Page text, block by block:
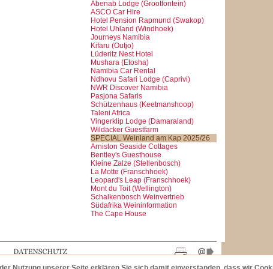
Abenab Lodge (Grootfontein)
ASCO Car Hire
Hotel Pension Rapmund (Swakop)
Hotel Uhland (Windhoek)
Journeys Namibia
Kifaru (Outjo)
Lüderitz Nest Hotel
Mushara (Etosha)
Namibia Car Rental
Ndhovu Safari Lodge (Caprivi)
NWR Discover Namibia
Pasjona Safaris
Schützenhaus (Keetmanshoop)
Taleni Africa
Vingerklip Lodge (Damaraland)
Wildacker Guestfarm
SPECIAL Weinland am Kap 2025/26
Arniston Seaside Cottages
Bentley's Guesthouse
Kleine Zalze (Stellenbosch)
La Motte (Franschhoek)
Leopard's Leap (Franschhoek)
Mont du Toit (Wellington)
Schalkenbosch Weinvertrieb
Südafrika Weininformation
The Cape House